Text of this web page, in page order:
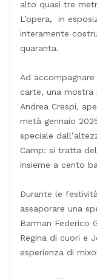
alto quasi tre
L’opera, in
interamente
quaranta.
Ad
carte, una mostra
Andrea Crespi,
metà gennaio
speciale
Camp: si tratta
insieme a cento
Durante le
assaporare una
Barman Federico
Regina di cuori e
esperienza di